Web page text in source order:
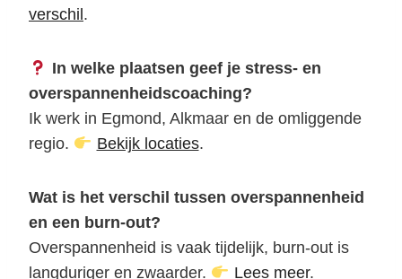
verschil .
In welke plaatsen geef je stress- en
overspannenheidscoaching?
Ik werk in Egmond, Alkmaar en de omliggende
regio.
Bekijk locaties.
Wat is het verschil tussen overspannenheid
en een burn-out?
Overspannenheid is vaak tijdelijk, burn-out is
langduriger en zwaarder.
Lees meer.